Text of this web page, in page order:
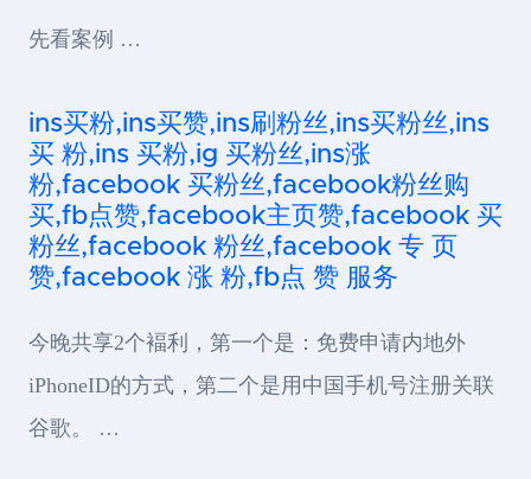
先看案例 …
ins买粉,ins买赞,ins刷粉丝,ins买粉丝,ins
买 粉,ins 买粉,ig 买粉丝,ins涨
粉,facebook 买粉丝,facebook粉丝购
买,fb点赞,facebook主页赞,facebook 买
粉丝,facebook 粉丝,facebook 专 页
赞,facebook 涨 粉,fb点 赞 服务
今晚共享2个褔利，第一个是：免费申请内地外
iPhoneID的方式，第二个是用中国手机号注册关联
谷歌。 …